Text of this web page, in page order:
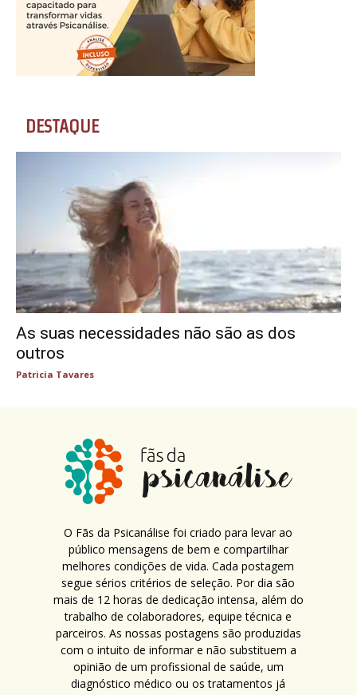
DESTAQUE
As suas necessidades não são as dos
outros
Patricia Tavares
O Fãs da Psicanálise foi criado para levar ao
público mensagens de bem e compartilhar
melhores condições de vida. Cada postagem
segue sérios critérios de seleção. Por dia são
mais de 12 horas de dedicação intensa, além do
trabalho de colaboradores, equipe técnica e
parceiros. As nossas postagens são produzidas
com o intuito de informar e não substituem a
opinião de um profissional de saúde, um
diagnóstico médico ou os tratamentos já